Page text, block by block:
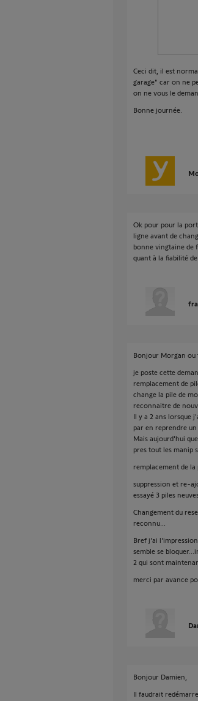
Ceci dit, il est
garage" car on ne
on ne vous le
Bonne journée.
Ok pour pour la
ligne avant de
bonne vingtaine de
quant à la fiabilité de
Bonjour Morgan ou
je poste cette
remplacement de
change la pile de
reconnaitre de
Il y a 2 ans lorsque
par en reprendre
Mais aujourd'hui
pres tout les manip
remplacement de la
suppression et re-
essayé 3 piles
Changement du
reconnu...
Bref j'ai
semble se
2 qui sont
merci par avance
Bonjour Damien,
Il faudrait